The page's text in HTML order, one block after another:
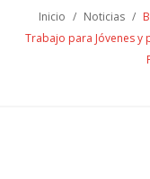
Inicio / Noticias /
Trabajo para Jóvenes y